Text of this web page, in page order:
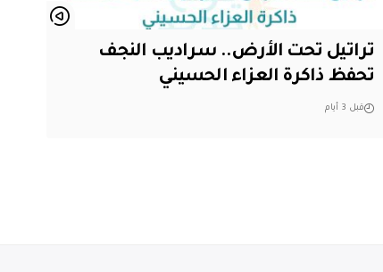
تراتيل تحت الأرض.. سراديب النجف
تحفظ ذاكرة العزاء الحسيني
قبل 3 أيام